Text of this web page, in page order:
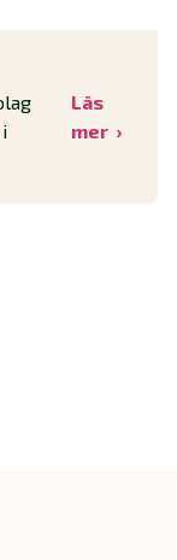
Läs
mer